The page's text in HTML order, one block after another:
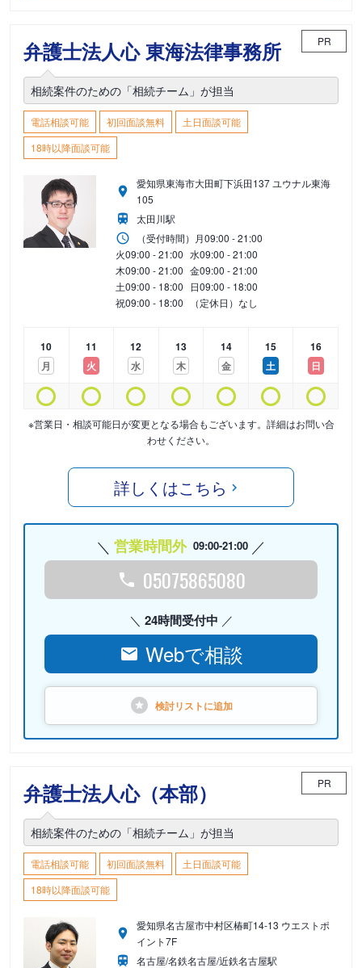
弁護士法人心 東海法律事務所 PR
相続案件のための「相続チーム」が担当
電話相談可能 初回面談無料
土日面談可能
18時以降面談可能
愛知県東海市大田町下浜田137 ユウナル東海
105
太田川駅
（受付時間） 月09:00 - 21:00
火09:00 - 21:00 水09:00 - 21:00
木09:00 - 21:00 金09:00 - 21:00
土09:00 - 18:00 日09:00 - 18:00
祝09:00 - 18:00 （定休日）なし
10
月
11
火
12
水
13
木
14
金
15
土
16
日
※営業日・相談可能日が変更となる場合もございます。詳細はお問い合
わせください。
詳しくはこちら
営業時間外 09:00-21:00
05075865080
24時間受付中
Webで相談
検討リストに追加
弁護士法人心（本部） PR
相続案件のための「相続チーム」が担当
電話相談可能 初回面談無料
土日面談可能
18時以降面談可能
愛知県名古屋市中村区椿町14-13 ウエストポ
イント7F
名古屋/名鉄名古屋/近鉄名古屋駅